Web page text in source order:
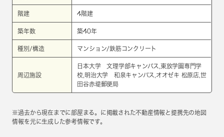
階建 4階建
築年数 築40年
種別/構造 マンション/鉄筋コンクリート
周辺施設
日本大学 文理学部キャンパス,東放学園専門学
校,明治大学 和泉キャンパス,オオゼキ 松原店,世
田谷赤堤郵便局
※過去から現在までに部屋まる。に掲載された不動産情報と提携先の地図
情報を元に生成した参考情報です。